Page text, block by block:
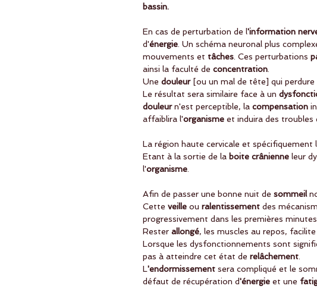
bassin.
En cas de perturbation de l'information
d'énergie. Un schéma neuronal plus
mouvements et tâches. Ces perturbations
ainsi la faculté de concentration.
Une douleur [ou un mal de tête] qui perdure
Le résultat sera similaire face à un
douleur n'est perceptible, la compensation
affaiblira l'organisme et induira des troubles
La région haute cervicale et spécifiquement
Etant à la sortie de la boite crânienne leur
l'organisme.
Afin de passer une bonne nuit de sommeil
Cette veille ou ralentissement des
progressivement dans les premières
Rester allongé, les muscles au repos, facilite
Lorsque les dysfonctionnements sont
pas à atteindre cet état de relâchement.
L'endormissement sera compliqué et le
défaut de récupération d'énergie et une